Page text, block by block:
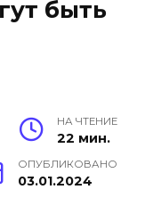
быть
НА ЧТЕНИЕ
22 мин.
ОПУБЛИКОВАНО
03.01.2024